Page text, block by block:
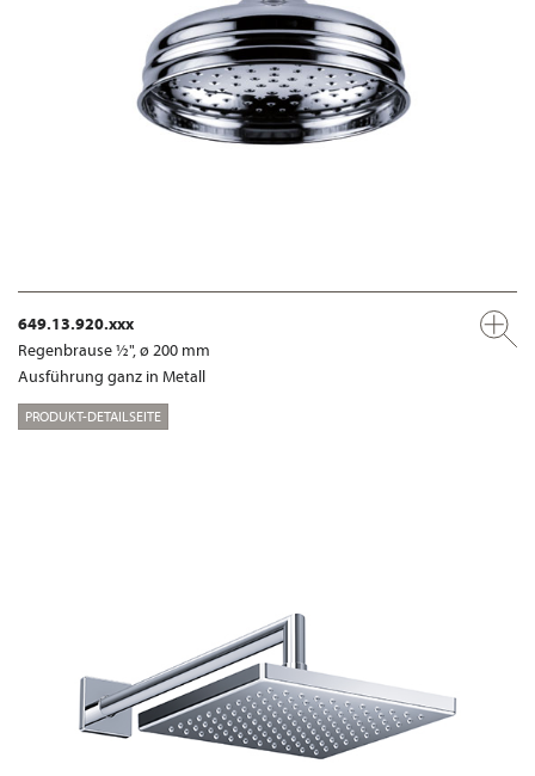
649.13.920.xxx
Regenbrause ½", ø 200 mm
Ausführung ganz in Metall
PRODUKT-DETAILSEITE